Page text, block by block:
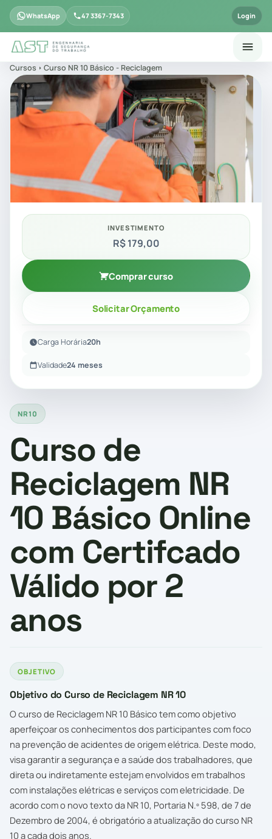
WhatsApp 47 3367-7343 Login
Cursos Curso NR 10 Básico - Reciclagem
NR10
Curso de
Reciclagem NR
10 Básico Online
com Certifcado
Válido por 2
anos
OBJETIVO
Objetivo do Curso de Reciclagem NR 10
O curso de Reciclagem NR 10 Básico tem como objetivo
aperfeiçoar os conhecimentos dos participantes com foco
na prevenção de acidentes de origem elétrica. Deste modo,
visa garantir a segurança e a saúde dos trabalhadores, que
direta ou indiretamente estejam envolvidos em trabalhos
com instalações elétricas e serviços com eletricidade. De
acordo com o novo texto da NR 10, Portaria N.º 598, de 7 de
Dezembro de 2004, é obrigatório a atualização do curso NR
10 a cada dois anos.
INVESTIMENTO
R$ 179,00
Comprar curso
Solicitar Orçamento
Carga Horária20h
Validade24 meses